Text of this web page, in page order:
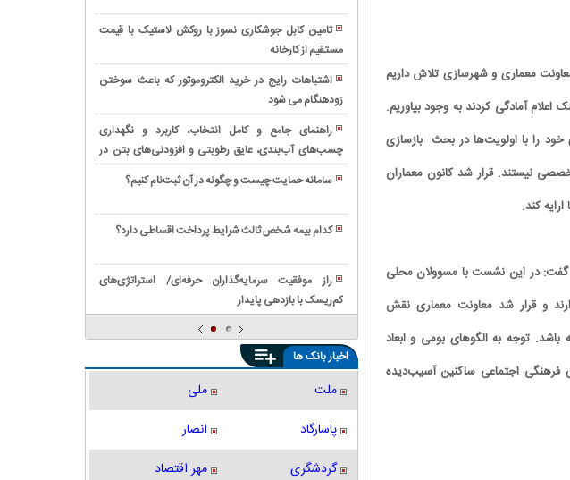
معماری و شهرسازی تلاش داریم
آمادگی کردند به وجود بیاوریم.
برنامه‌های خود را با اولویت‌ها در بحث بازسازی
نیستند. قرار شد کانون معماران
کند.
داشت، گفت: در این نشست با مسوولان محلی
و قرار شد معاونت معماری نقش
توجه به الگوهای بومی و ابعاد
فرهنگی اجتماعی ساکنین آسیب‌دیده
تامین کابل جوشکاری نسوز با روکش لاستیک با قیمت
مستقیم از کارخانه
اشتباهات رایج در خرید الکتروموتور که باعث سوختن
زودهنگام می شود
راهنمای جامع و کامل انتخاب، کاربرد و نگهداری
چسب‌های آب‌بندی، عایق رطوبتی و افزودنی‌های بتن در
پروژه‌های ساختمانی
سامانه حمایت چیست و چگونه در آن ثبت‌نام کنیم؟
کدام بیمه شخص ثالث شرایط پرداخت اقساطی دارد؟
راز موفقیت سرمایه‌گذاران حرفه‌ای/ استراتژی‌های
کم‌ریسک با بازدهی پایدار
ثبت
ساخت
و
انواع
اخبار بانک ها
ملت
ملی
پاسارگاد
انصار
گردشگری
مهر اقتصاد